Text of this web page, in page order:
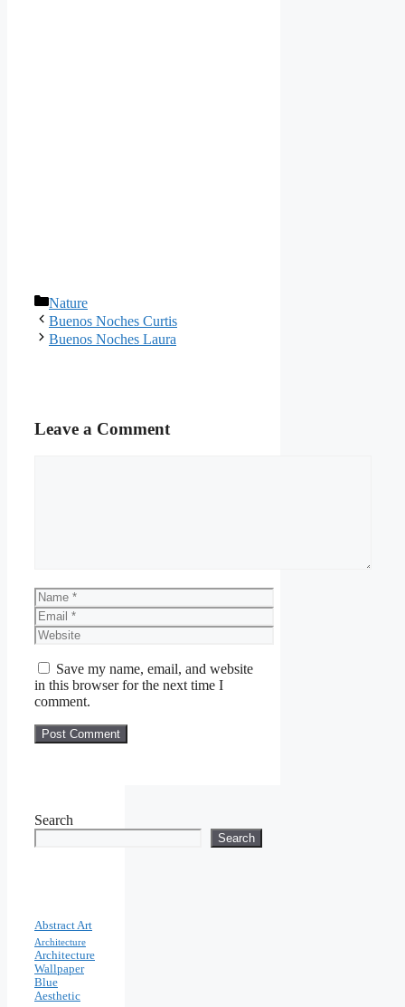
Categories
Nature
Buenos Noches Curtis
Buenos Noches Laura
Leave a Comment
Name
Email
Website
Save my name, email, and website
in this browser for the next time I
comment.
Search
Search
Abstract Art
Architecture
Architecture
Wallpaper
Blue
Aesthetic